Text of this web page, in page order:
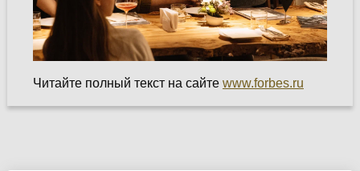
Читайте полный текст на сайте www.forbes.ru